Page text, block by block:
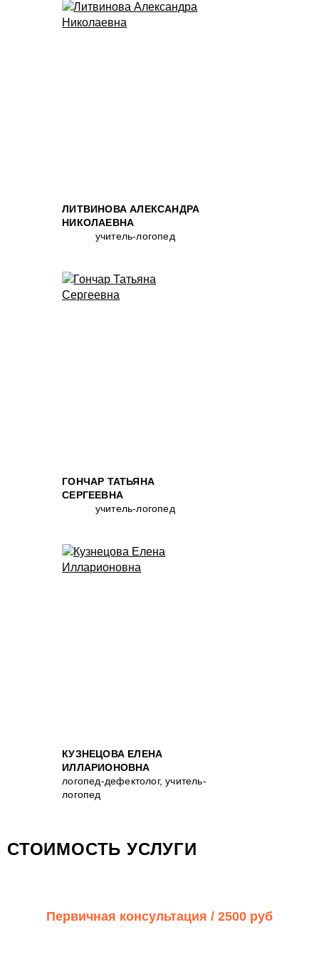
ЛИТВИНОВА АЛЕКСАНДРА
НИКОЛАЕВНА
учитель-логопед
ГОНЧАР ТАТЬЯНА
СЕРГЕЕВНА
учитель-логопед
КУЗНЕЦОВА ЕЛЕНА
ИЛЛАРИОНОВНА
логопед-дефектолог, учитель-
логопед
СТОИМОСТЬ УСЛУГИ
Первичная консультация / 2500 руб